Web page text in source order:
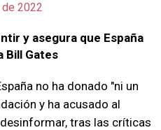
2022
y asegura que España
Bill Gates
no ha donado "ni un
y ha acusado al
tras las críticas